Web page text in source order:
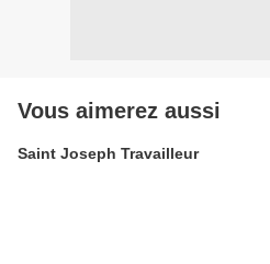
Vous aimerez aussi
Saint Joseph Travailleur